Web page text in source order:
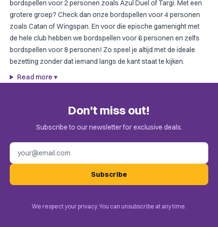
bordspellen voor 2 personen zoals Azul Duel ofTargi. Met een
grotere groep? Check dan onze bordspellen voor 4 personen
zoals Catan ofWingspan. En voor die epische gamenight met
de hele club hebben we bordspellen voor 6 personen en zelfs
bordspellen voor 8 personen! Zo speel je altijd met de ideale
bezetting zonder dat iemand langs de kant staat te kijken.
Read more ▾
Don't miss out!
Subscribe to our newsletter for exclusive deals.
Subscribe
We respect your privacy. You can unsubscribe at any time.